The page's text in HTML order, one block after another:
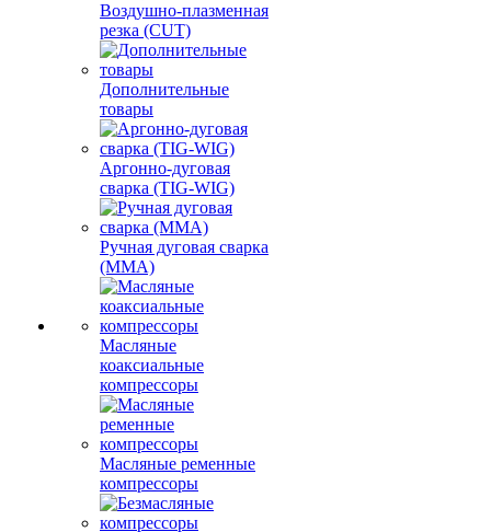
Воздушно-плазменная
резка (CUT)
Дополнительные
товары
Аргонно-дуговая
сварка (TIG-WIG)
Ручная дуговая сварка
(MMA)
Масляные
коаксиальные
компрессоры
Масляные ременные
компрессоры